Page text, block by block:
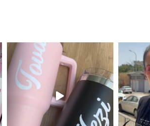
ובסני
מבוקש שלנו מטף לגילוי מין העובר חזר למלא